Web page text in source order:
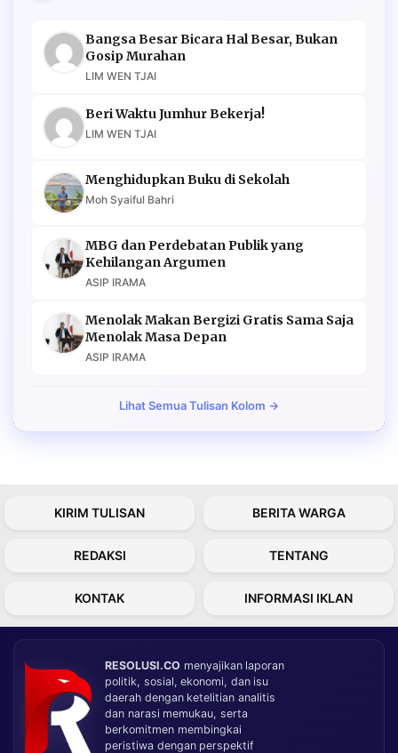
Bangsa Besar Bicara Hal Besar, Bukan
Gosip Murahan
LIM WEN TJAI
Beri Waktu Jumhur Bekerja!
LIM WEN TJAI
Menghidupkan Buku di Sekolah
Moh Syaiful Bahri
MBG dan Perdebatan Publik yang
Kehilangan Argumen
ASIP IRAMA
Menolak Makan Bergizi Gratis Sama Saja
Menolak Masa Depan
ASIP IRAMA
Lihat Semua Tulisan Kolom →
KIRIM TULISAN BERITA WARGA
REDAKSI TENTANG
KONTAK INFORMASI IKLAN
RESOLUSI.CO menyajikan laporan
politik, sosial, ekonomi, dan isu
daerah dengan ketelitian analitis
dan narasi memukau, serta
berkomitmen membingkai
peristiwa dengan perspektif